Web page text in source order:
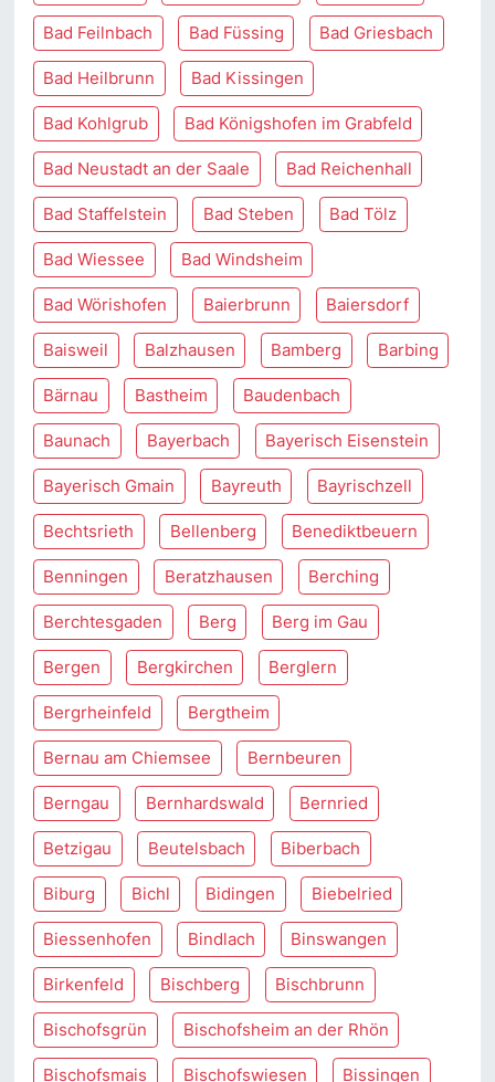
Bad Feilnbach Bad Füssing Bad Griesbach
Bad Heilbrunn Bad Kissingen
Bad Kohlgrub Bad Königshofen im Grabfeld
Bad Neustadt an der Saale Bad Reichenhall
Bad Staffelstein Bad Steben Bad Tölz
Bad Wiessee Bad Windsheim
Bad Wörishofen Baierbrunn Baiersdorf
Baisweil Balzhausen Bamberg Barbing
Bärnau Bastheim Baudenbach
Baunach Bayerbach Bayerisch Eisenstein
Bayerisch Gmain Bayreuth Bayrischzell
Bechtsrieth Bellenberg Benediktbeuern
Benningen Beratzhausen Berching
Berchtesgaden Berg Berg im Gau
Bergen Bergkirchen Berglern
Bergrheinfeld Bergtheim
Bernau am Chiemsee Bernbeuren
Berngau Bernhardswald Bernried
Betzigau Beutelsbach Biberbach
Biburg Bichl Bidingen Biebelried
Biessenhofen Bindlach Binswangen
Birkenfeld Bischberg Bischbrunn
Bischofsgrün Bischofsheim an der Rhön
Bischofsmais Bischofswiesen Bissingen